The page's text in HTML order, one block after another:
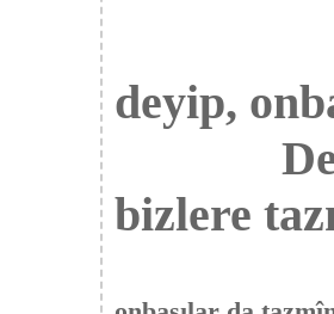
deyip,
Der:
bizlere